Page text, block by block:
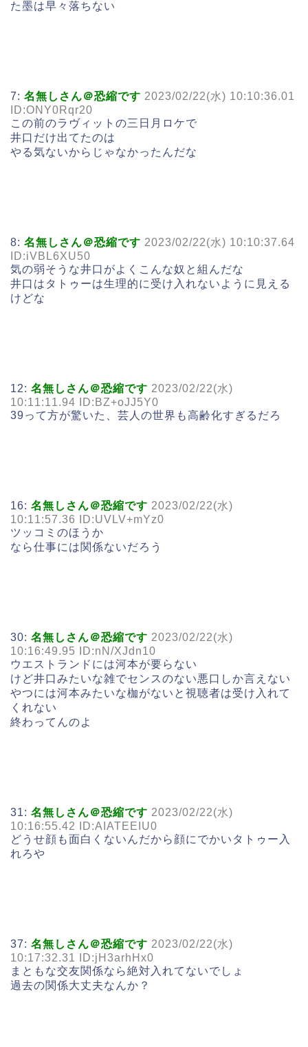
た墨は早々落ちない
7: 名無しさん＠恐縮です 2023/02/22(水) 10:10:36.01
ID:ONY0Rqr20
この前のラヴィットの三日月ロケで
井口だけ出てたのは
やる気ないからじゃなかったんだな
8: 名無しさん＠恐縮です 2023/02/22(水) 10:10:37.64
ID:iVBL6XU50
気の弱そうな井口がよくこんな奴と組んだな
井口はタトゥーは生理的に受け入れないように見える
けどな
12: 名無しさん＠恐縮です 2023/02/22(水)
10:11:11.94 ID:BZ+oJJ5Y0
39って方が驚いた、芸人の世界も高齢化すぎるだろ
16: 名無しさん＠恐縮です 2023/02/22(水)
10:11:57.36 ID:UVLV+mYz0
ツッコミのほうか
なら仕事には関係ないだろう
30: 名無しさん＠恐縮です 2023/02/22(水)
10:16:49.95 ID:nN/XJdn10
ウエストランドには河本が要らない
けど井口みたいな雑でセンスのない悪口しか言えない
やつには河本みたいな枷がないと視聴者は受け入れて
くれない
終わってんのよ
31: 名無しさん＠恐縮です 2023/02/22(水)
10:16:55.42 ID:AIATEEIU0
どうせ顔も面白くないんだから顔にでかいタトゥー入
れろや
37: 名無しさん＠恐縮です 2023/02/22(水)
10:17:32.31 ID:jH3arhHx0
まともな交友関係なら絶対入れてないでしょ
過去の関係大丈夫なんか？